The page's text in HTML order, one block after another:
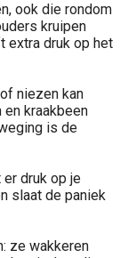
ook die rondom
kruipen
extra druk op het
niezen kan
kraakbeen
is de
druk op je
slaat de paniek
ze wakkeren